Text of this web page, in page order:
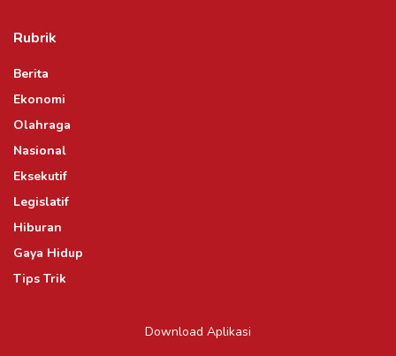
Rubrik
Berita
Ekonomi
Olahraga
Nasional
Eksekutif
Legislatif
Hiburan
Gaya Hidup
Tips Trik
Download Aplikasi